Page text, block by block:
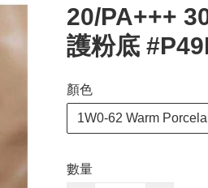
20/PA+++
護粉底
顏色
1W0-62 Warm
數量